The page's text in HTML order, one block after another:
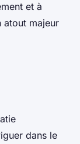
et à
atout majeur
dans le